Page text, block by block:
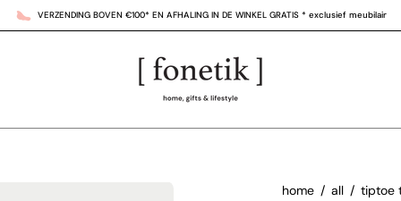
ONTDEK ONZE SHOWROOM IN DE KORTE ZOUTSTRAAT OP N°8
home / all / tiptoe